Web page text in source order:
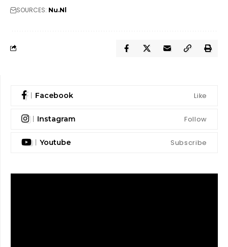
SOURCES: Nu.Nl
Facebook Like
Instagram Follow
Youtube Subscribe